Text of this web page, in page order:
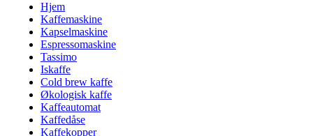
Hjem
Kaffemaskine
Kapselmaskine
Espressomaskine
Tassimo
Iskaffe
Cold brew kaffe
Økologisk kaffe
Kaffeautomat
Kaffedåse
Kaffekopper